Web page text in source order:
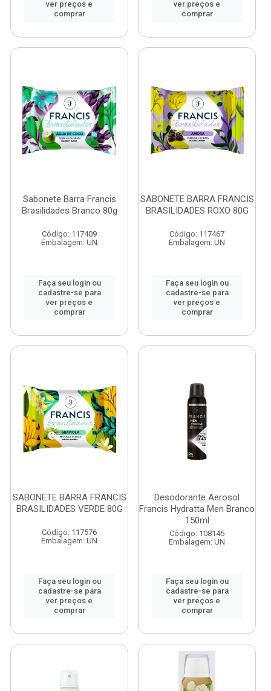
ver preços e
comprar
ver preços e
comprar
Sabonete Barra Francis
Brasilidades Branco 80g
Código: 117409
Embalagem: UN
Faça seu login ou
cadastre-se para
ver preços e
comprar
SABONETE BARRA FRANCIS
BRASILIDADES ROXO 80G
Código: 117467
Embalagem: UN
Faça seu login ou
cadastre-se para
ver preços e
comprar
SABONETE BARRA FRANCIS
BRASILIDADES VERDE 80G
Código: 117576
Embalagem: UN
Faça seu login ou
cadastre-se para
ver preços e
comprar
Desodorante Aerosol
Francis Hydratta Men Branco
150ml
Código: 108145
Embalagem: UN
Faça seu login ou
cadastre-se para
ver preços e
comprar